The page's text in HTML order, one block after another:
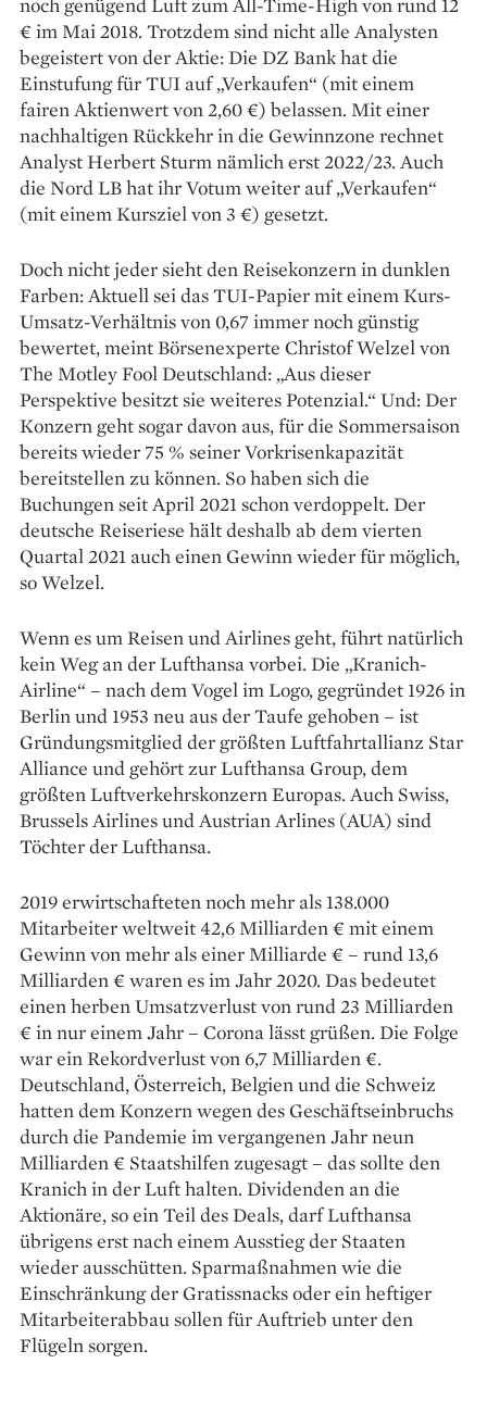
€ im Mai 2018. Trotzdem sind nicht alle Analysten
begeistert von der Aktie: Die DZ Bank hat die
Einstufung für TUI auf „Verkaufen“ (mit einem
fairen Aktienwert von 2,60 €) belassen. Mit einer
nachhaltigen Rückkehr in die Gewinnzone rechnet
Analyst Herbert Sturm nämlich erst 2022/23. Auch
die Nord LB hat ihr Votum weiter auf „Verkaufen“
(mit einem Kursziel von 3 €) gesetzt.
Doch nicht jeder sieht den Reisekonzern in dunklen
Farben: Aktuell sei das TUI-Papier mit einem Kurs-
Umsatz-Verhältnis von 0,67 immer noch günstig
bewertet, meint Börsenexperte Christof Welzel von
The Motley Fool Deutschland: „Aus dieser
Perspektive besitzt sie weiteres Potenzial.“ Und: Der
Konzern geht sogar davon aus, für die Sommersaison
bereits wieder 75 % seiner Vorkrisenkapazität
bereitstellen zu können. So haben sich die
Buchungen seit April 2021 schon verdoppelt. Der
deutsche Reiseriese hält deshalb ab dem vierten
Quartal 2021 auch einen Gewinn wieder für möglich,
so Welzel.
Wenn es um Reisen und Airlines geht, führt natürlich
kein Weg an der Lufthansa vorbei. Die „Kranich-
Airline“ – nach dem Vogel im Logo, gegründet 1926 in
Berlin und 1953 neu aus der Taufe gehoben – ist
Gründungsmitglied der größten Luftfahrtallianz Star
Alliance und gehört zur Lufthansa Group, dem
größten Luftverkehrskonzern Europas. Auch Swiss,
Brussels Airlines und Austrian Arlines (AUA) sind
Töchter der Lufthansa.
2019 erwirtschafteten noch mehr als 138.000
Mitarbeiter weltweit 42,6 Milliarden € mit einem
Gewinn von mehr als einer Milliarde € – rund 13,6
Milliarden € waren es im Jahr 2020. Das bedeutet
einen herben Umsatzverlust von rund 23 Milliarden
€ in nur einem Jahr – Corona lässt grüßen. Die Folge
war ein Rekordverlust von 6,7 Milliarden €.
Deutschland, Österreich, Belgien und die Schweiz
hatten dem Konzern wegen des Geschäftseinbruchs
durch die Pandemie im vergangenen Jahr neun
Milliarden € Staatshilfen zugesagt – das sollte den
Kranich in der Luft halten. Dividenden an die
Aktionäre, so ein Teil des Deals, darf Lufthansa
übrigens erst nach einem Ausstieg der Staaten
wieder ausschütten. Sparmaßnahmen wie die
Einschränkung der Gratissnacks oder ein heftiger
Mitarbeiterabbau sollen für Auftrieb unter den
Flügeln sorgen.